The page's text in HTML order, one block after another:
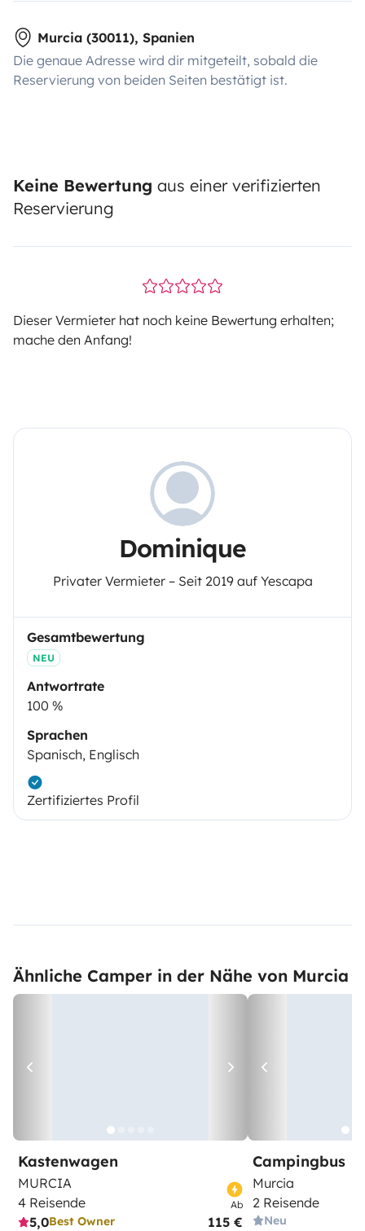
Murcia (30011), Spanien
Die genaue Adresse wird dir mitgeteilt, sobald die
Reservierung von beiden Seiten bestätigt ist.
Keine Bewertung aus einer verifizierten
Reservierung
Dieser Vermieter hat noch keine Bewertung erhalten;
mache den Anfang!
Dominique
Privater Vermieter – Seit 2019 auf Yescapa
Gesamtbewertung
NEU
Antwortrate
100 %
Sprachen
Spanisch, Englisch
Zertifiziertes Profil
Ähnliche Camper in der Nähe von Murcia
Kastenwagen
MURCIA
4 Reisende
5,0Best Owner
Ab
115 €
Campingbus
Murcia
2 Reisende
Neu